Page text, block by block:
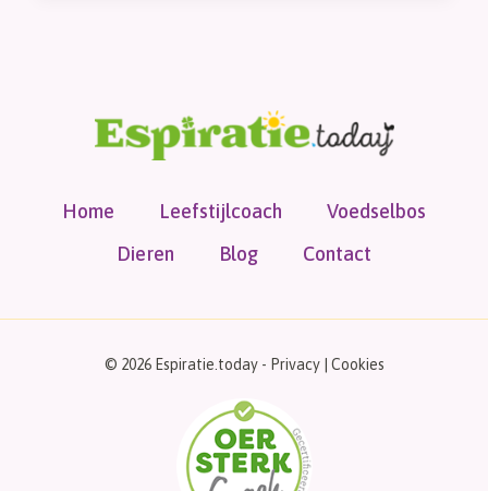
Home Leefstijlcoach
Voedselbos
Dieren
Blog Contact
© 2026 Espiratie.today - Privacy| Cookies